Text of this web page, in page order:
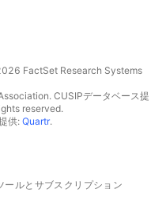
FactSet Research Systems
CUSIPデータベース提
reserved.
供: Quartr.
ールとサブスクリプション